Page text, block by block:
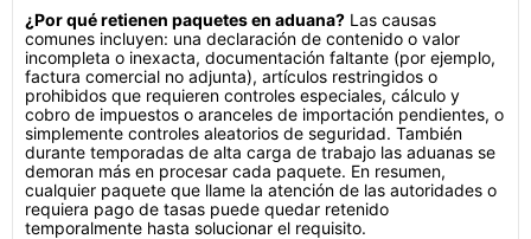
¿Por qué retienen paquetes en aduana? Las causas
comunes incluyen: una declaración de contenido o valor
incompleta o inexacta, documentación faltante (por ejemplo,
factura comercial no adjunta), artículos restringidos o
prohibidos que requieren controles especiales, cálculo y
cobro de impuestos o aranceles de importación pendientes, o
simplemente controles aleatorios de seguridad. También
durante temporadas de alta carga de trabajo las aduanas se
demoran más en procesar cada paquete. En resumen,
cualquier paquete que llame la atención de las autoridades o
requiera pago de tasas puede quedar retenido
temporalmente hasta solucionar el requisito.